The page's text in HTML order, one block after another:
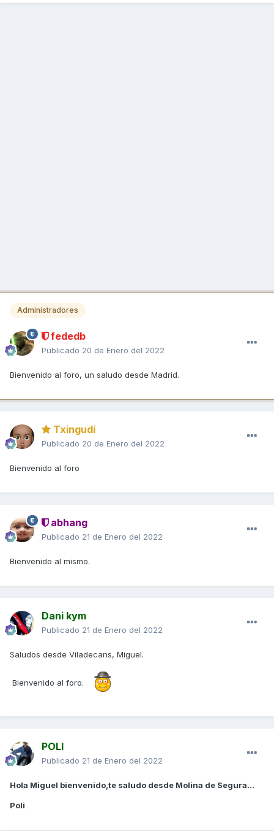
Administradores
fededb
Publicado 20 de Enero del 2022
Bienvenido al foro, un saludo desde Madrid.
Txingudi
Publicado 20 de Enero del 2022
Bienvenido al foro
abhang
Publicado 21 de Enero del 2022
Bienvenido al mismo.
Dani kym
Publicado 21 de Enero del 2022
Saludos desde Viladecans, Miguel.
Bienvenido al foro.
POLI
Publicado 21 de Enero del 2022
Hola Miguel bienvenido,te saludo desde Molina de Segura...
Poli